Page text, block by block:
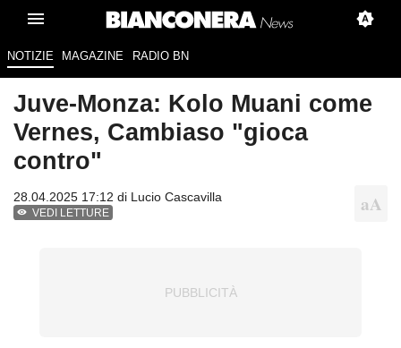
NOTIZIE MAGAZINE RADIO BN
Juve-Monza: Kolo Muani come
Vernes, Cambiaso "gioca
contro"
28.04.2025 17:12 di Lucio Cascavilla
VEDI LETTURE